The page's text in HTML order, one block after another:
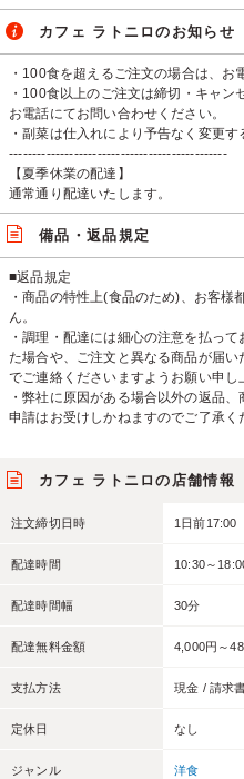
カフェ ラトニロのお知らせ
・100食を超えるご注文の場合は、お
・100食以上のご注文は締切・キャン
お電話にてお問い合わせください。
・副菜は仕入れにより予告なく変更す
-----------------------------------------------
【夏季休業の配達】
通常通り配達いたします。
備品・返品規定
■返品規定
・商品の特性上(食品のため)、お客
ん。
・調理・配達には細心の注意を払っ
た場合や、ご注文と異なる商品が届
でご連絡くださいますようお願い申し
・弊社に原因がある場合以外の返品
申請はお受けしかねますのでご了承く
カフェ ラトニロの店舗情報
注文締切日時 1日前17:00
配達時間 10:30～
配達時間幅 30分
配達無料金額 4,000円～
支払方法 現金 / 請求
定休日 なし
ジャンル 洋食